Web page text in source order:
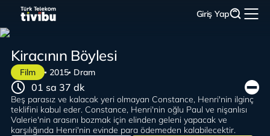
Giriş Yap
Film 2015 Dram
Kiracının Böylesi
Beş parasız ve kalacak yeri olmayan Constance, Henri'nin ilginç
teklifini kabul eder. Constance, Henri'nin oğlu Paul ve nişanlısı
Valerie'nin arasını bozmak için elinden geleni yapacak ve
karşılığında Henri'nin evinde para ödemeden kalabilecektir.
01 sa 37 dk